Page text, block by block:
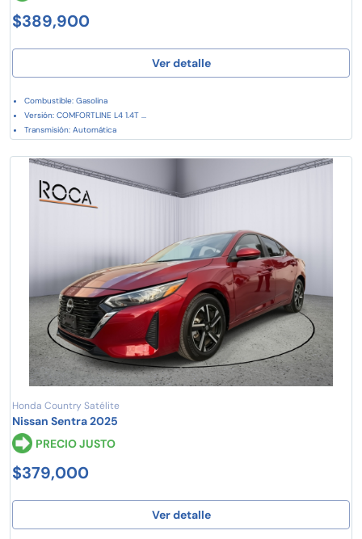
$389,900
Ver detalle
Combustible: Gasolina
Versión: COMFORTLINE L4 1.4T ...
Transmisión: Automática
Honda Country Satélite
Nissan Sentra 2025
PRECIO JUSTO
$379,000
Ver detalle